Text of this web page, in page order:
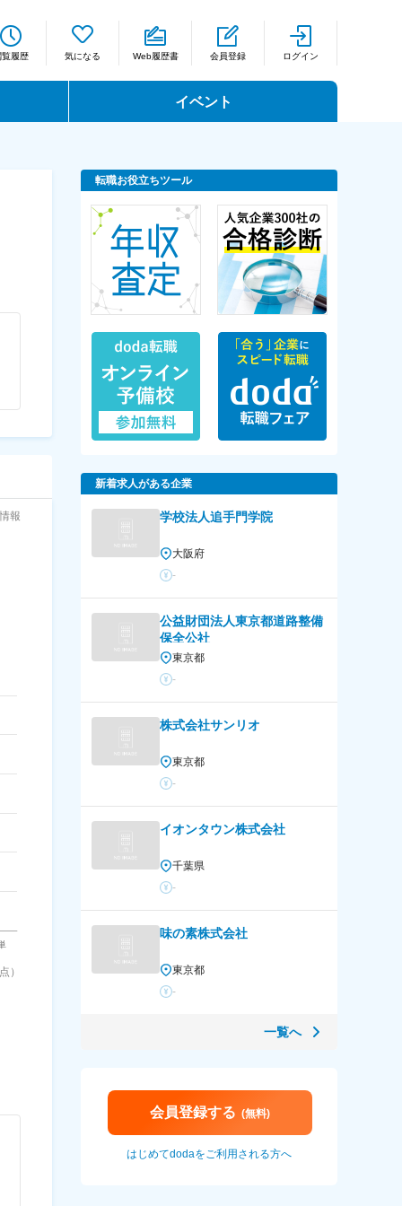
覧履歴 気になる Web履歴書 会員登録 ログイン
イベント
報
）
転職お役立ちツール
新着求人がある企業
学校法人追手門学院
大阪府
-
公益財団法人東京都道路整備
保全公社
東京都
-
株式会社サンリオ
東京都
-
イオンタウン株式会社
千葉県
-
味の素株式会社
東京都
-
一覧へ
会員登録する (無料)
はじめてdodaをご利用される方へ